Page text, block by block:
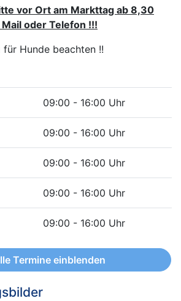
vor Ort am Markttag ab 8,30
oder Telefon !!!
Hunde beachten !!
09:00 - 16:00 Uhr
09:00 - 16:00 Uhr
09:00 - 16:00 Uhr
09:00 - 16:00 Uhr
09:00 - 16:00 Uhr
Termine einblenden